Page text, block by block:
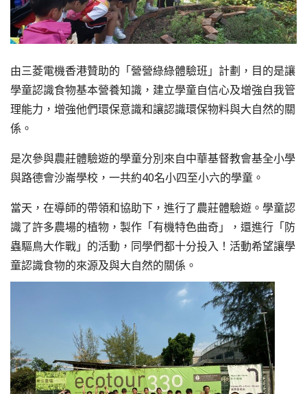
由三菱電機香港贊助的「營營綠綠體驗班」計劃，目的是讓
學童認識食物基本營養知識，建立學童自信心及增強自我管
理能力，增強他們環保意識和讓認識環保物料與大自然的關
係。
是次參與農莊體驗遊的學童分別來自中華基督教會基全小學
與路德會沙崙學校，一共約40名小四至小六的學童。
當天，在導師的帶領和協助下，進行了農莊體驗遊。學童認
識了許多農場的植物，製作「有機特色曲奇」，還進行「防
蟲驅鳥大作戰」的活動，同學們都十分投入！活動希望讓學
童認識食物的來源及與大自然的關係。